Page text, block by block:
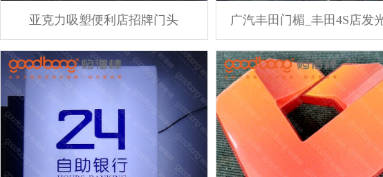
亚克力吸塑便利店招牌门头